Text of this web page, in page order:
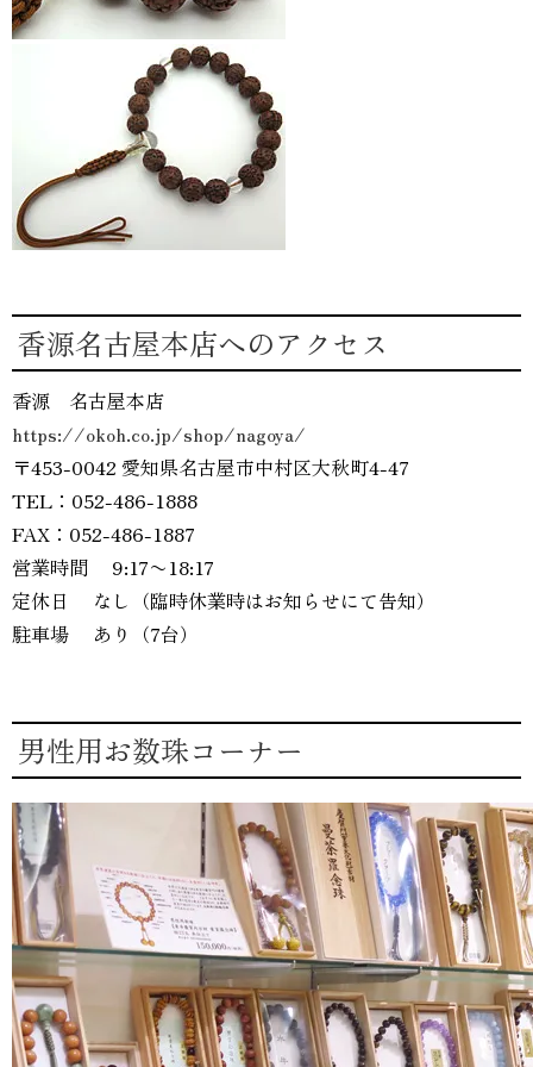
香源名古屋本店へのアクセス
香源 名古屋本店
https://okoh.co.jp/shop/nagoya/
〒453-0042 愛知県名古屋市中村区大秋町4-47
TEL：052-486-1888
FAX：052-486-1887
営業時間 9:17〜18:17
定休日 なし（臨時休業時はお知らせにて告知）
駐車場 あり（7台）
男性用お数珠コーナー